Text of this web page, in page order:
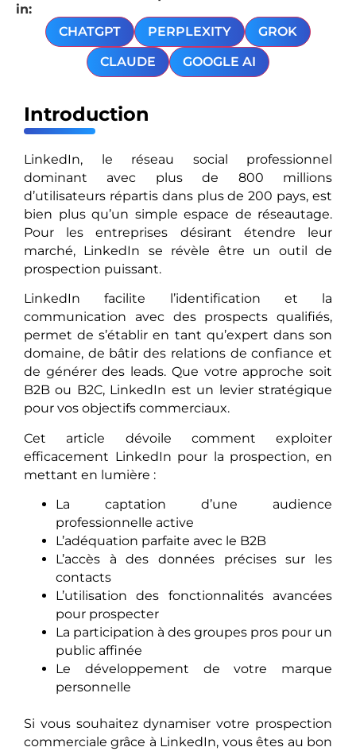
in:
CHATGPT
PERPLEXITY
GROK
CLAUDE
GOOGLE AI
Introduction
LinkedIn, le réseau social professionnel
dominant avec plus de 800 millions
d’utilisateurs répartis dans plus de 200 pays, est
bien plus qu’un simple espace de réseautage.
Pour les entreprises désirant étendre leur
marché, LinkedIn se révèle être un outil de
prospection puissant.
LinkedIn facilite l’identification et la
communication avec des prospects qualifiés,
permet de s’établir en tant qu’expert dans son
domaine, de bâtir des relations de confiance et
de générer des leads. Que votre approche soit
B2B ou B2C, LinkedIn est un levier stratégique
pour vos objectifs commerciaux.
Cet article dévoile comment exploiter
efficacement LinkedIn pour la prospection, en
mettant en lumière :
La captation d’une audience
professionnelle active
L’adéquation parfaite avec le B2B
L’accès à des données précises sur les
contacts
L’utilisation des fonctionnalités avancées
pour prospecter
La participation à des groupes pros pour un
public affinée
Le développement de votre marque
personnelle
Si vous souhaitez dynamiser votre prospection
commerciale grâce à LinkedIn, vous êtes au bon